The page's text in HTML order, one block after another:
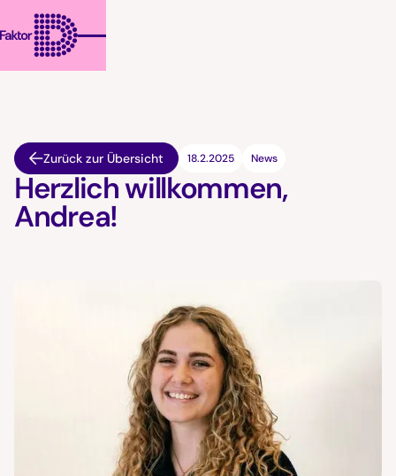
Zurück zur Übersicht 18.2.2025 News
Herzlich willkommen,
Andrea!